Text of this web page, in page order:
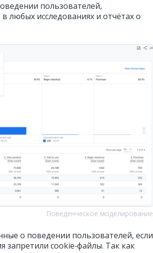
пользователей,
любых исследованиях и отчётах о
Поведенческое моделирование
о поведении пользователей, если
запретили cookie‑файлы. Так как